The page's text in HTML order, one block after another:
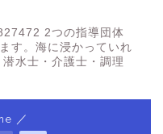
2つの指導団体
す。海に浸かっていれ
水士・介護士・調理
／